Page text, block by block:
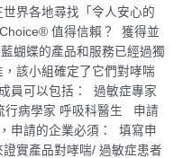
界各地尋找「令人安心的
值得信賴？ 獲得並
蝴蝶的產品和服務已經過獨
該小組確定了它們對哮喘
員可以包括： 過敏症專家
行病學家 呼吸科醫生 申請
申請的企業必須： 填寫申
實產品對哮喘/ 過敏症患者